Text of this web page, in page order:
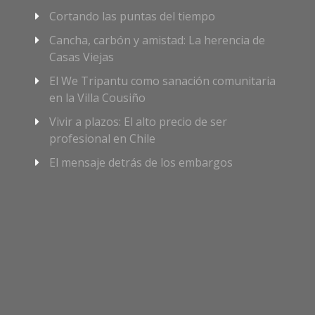
Cortando las puntas del tiempo
Cancha, carbón y amistad: La herencia de
Casas Viejas
El We Tripantu como sanación comunitaria
en la Villa Cousiño
Vivir a plazos: El alto precio de ser
profesional en Chile
El mensaje detrás de los embargos